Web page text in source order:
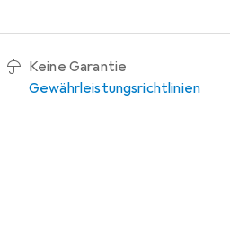
Keine Garantie
Gewährleistungsrichtlinien